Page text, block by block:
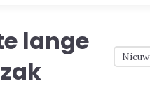
lange